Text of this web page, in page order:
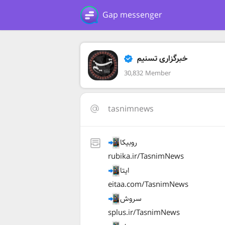
Gap messenger
خبرگزاری تسنیم
30,832 Member
tasnimnews
روبیکا
rubika.ir/TasnimNews
ایتا
eitaa.com/TasnimNews
سروش
splus.ir/TasnimNews